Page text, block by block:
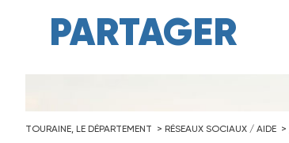
PARTAGER
TOURAINE, LE DÉPARTEMENT RÉSEAUX SOCIAUX / AIDE